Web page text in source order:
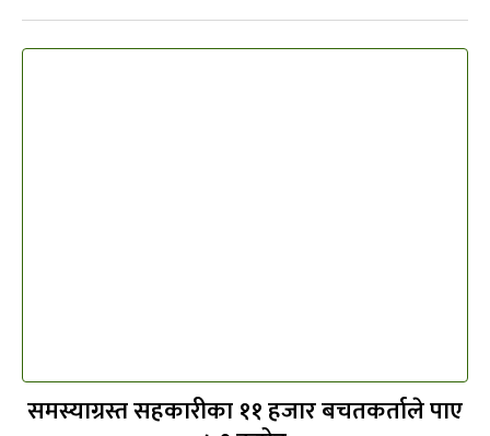
समस्याग्रस्त सहकारीका ११ हजार बचतकर्ताले पाए